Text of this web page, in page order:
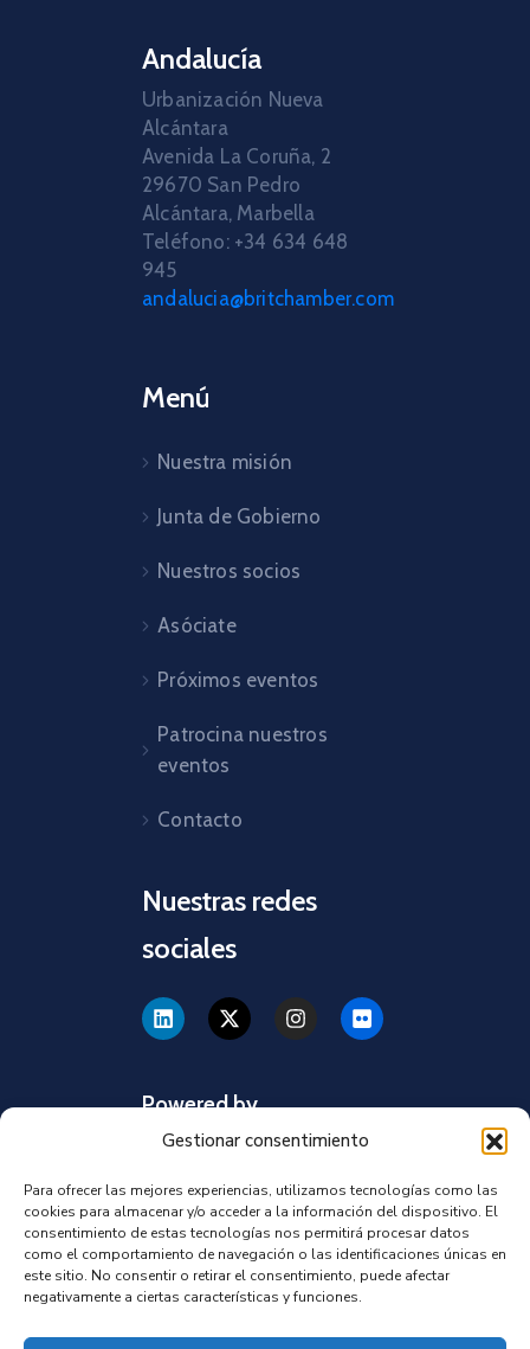
Gestionar consentimiento
Para ofrecer las mejores experiencias, utilizamos tecnologías como las
cookies para almacenar y/o acceder a la información del dispositivo. El
consentimiento de estas tecnologías nos permitirá procesar datos
como el comportamiento de navegación o las identificaciones únicas en
este sitio. No consentir o retirar el consentimiento, puede afectar
negativamente a ciertas características y funciones.
Andalucía
Urbanización Nueva
Alcántara
Avenida La Coruña, 2
29670 San Pedro
Alcántara, Marbella
Teléfono: +34 634 648
945
andalucia@britchamber.com
Menú
Nuestra misión
Junta de Gobierno
Nuestros socios
Asóciate
Próximos eventos
Patrocina nuestros
eventos
Contacto
Nuestras redes
sociales
Powered by